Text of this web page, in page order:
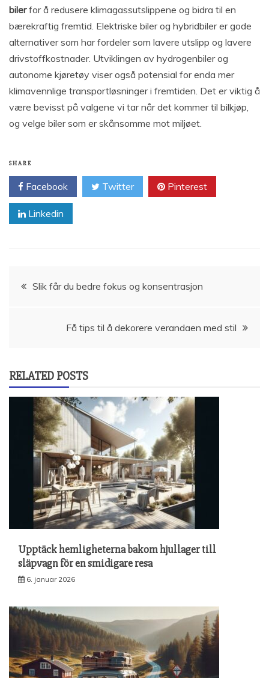
bilerfor å redusere klimagassutslippene og bidra til en
bærekraftig fremtid. Elektriske biler og hybridbiler er gode
alternativer som har fordeler som lavere utslipp og lavere
drivstoffkostnader. Utviklingen av hydrogenbiler og
autonome kjøretøy viser også potensial for enda mer
klimavennlige transportløsninger i fremtiden. Det er viktig å
være bevisst på valgene vi tar når det kommer til bilkjøp,
og velge biler som er skånsomme mot miljøet.
SHARE
Facebook Twitter Pinterest
Linkedin
Innleggsnavigasjon
Slik får du bedre fokus og konsentrasjon
Få tips til å dekorere verandaen med stil
RELATED POSTS
Upptäck hemligheterna bakom hjullager till
släpvagn för en smidigare resa
6. januar 2026